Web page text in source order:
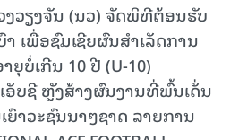
ວຽງຈັນ (ນວ) ຈັດພິທີຕ້ອນຮັບ
ເພື່ອຊົມເຊີຍຜົນສໍາເລັດການ
ຍຸບໍ່ເກີນ 10 ປີ (U-10)
ອັບຊີ ຫຼັງສ້າງຜົນງານທີ່ພົ້ນເດັ່ນ
ຍົາວະຊົນນາໆຊາດ ລາຍການ